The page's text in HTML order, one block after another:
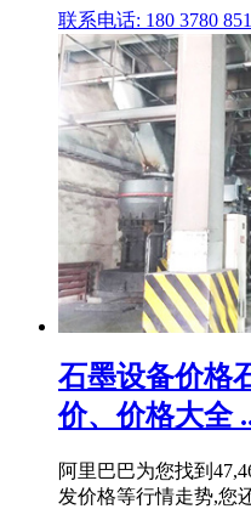
联系电话: 180 3780
石墨设备价格
价、价格大全
阿里巴巴为您找到
发价格等行情走势,您